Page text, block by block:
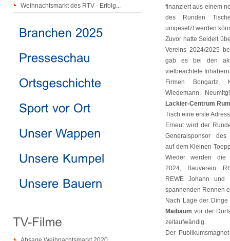
finanziert aus einem
des Runden
umgesetzt werden
Zuvor hatte Seidelt
Vereins 2024/2025
gab es bei den
vielbeachtete
Firmen Bongartz,
Wiedemann.
Lackier-Centrum
Tisch eine erste
Erneut wird der
Generalsponsor
auf dem Kleinen
Wieder werden die
2024, Bauverein
REWE Johann und
spannenden Rennen
Nach Lage der
Maibaum vor der
zeitaufwändig.
Der
Weihnachtsmarkt des RTV - Erfolg...